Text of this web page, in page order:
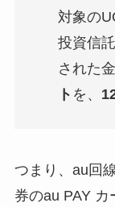
対象の
投資信
された
ト を、
つまり、au回
券のau PAY